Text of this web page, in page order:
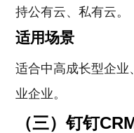
持公有云、私有云。
适用场景
适合中高成长型企
业企业。
（三）钉钉